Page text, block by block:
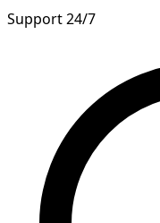
Support 24/7